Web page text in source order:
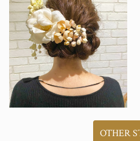
OTHER